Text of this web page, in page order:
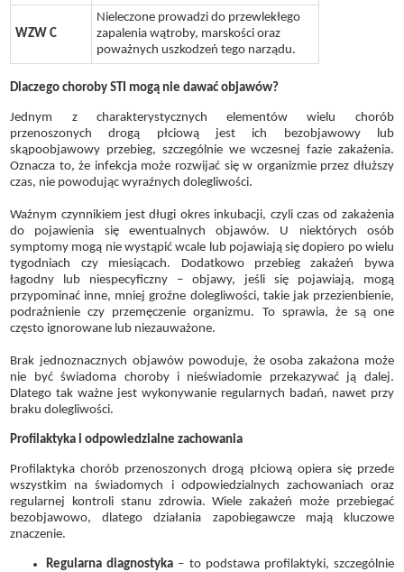
WZW C
Nieleczone prowadzi do przewlekłego
zapalenia wątroby, marskości oraz
poważnych uszkodzeń tego narządu.
Dlaczego choroby STI mogą nie dawać objawów?
Jednym z charakterystycznych elementów wielu chorób
przenoszonych drogą płciową jest ich bezobjawowy lub
skąpoobjawowy przebieg, szczególnie we wczesnej fazie zakażenia.
Oznacza to, że infekcja może rozwijać się w organizmie przez dłuższy
czas, nie powodując wyraźnych dolegliwości.
Ważnym czynnikiem jest długi okres inkubacji, czyli czas od zakażenia
do pojawienia się ewentualnych objawów. U niektórych osób
symptomy mogą nie wystąpić wcale lub pojawiają się dopiero po wielu
tygodniach czy miesiącach. Dodatkowo przebieg zakażeń bywa
łagodny lub niespecyficzny – objawy, jeśli się pojawiają, mogą
przypominać inne, mniej groźne dolegliwości, takie jak przezienbienie,
podrażnienie czy przemęczenie organizmu. To sprawia, że są one
często ignorowane lub niezauważone.
Brak jednoznacznych objawów powoduje, że osoba zakażona może
nie być świadoma choroby i nieświadomie przekazywać ją dalej.
Dlatego tak ważne jest wykonywanie regularnych badań, nawet przy
braku dolegliwości.
Profilaktyka i odpowiedzialne zachowania
Profilaktyka chorób przenoszonych drogą płciową opiera się przede
wszystkim na świadomych i odpowiedzialnych zachowaniach oraz
regularnej kontroli stanu zdrowia. Wiele zakażeń może przebiegać
bezobjawowo, dlatego działania zapobiegawcze mają kluczowe
znaczenie.
Regularna diagnostyka – to podstawa profilaktyki, szczególnie